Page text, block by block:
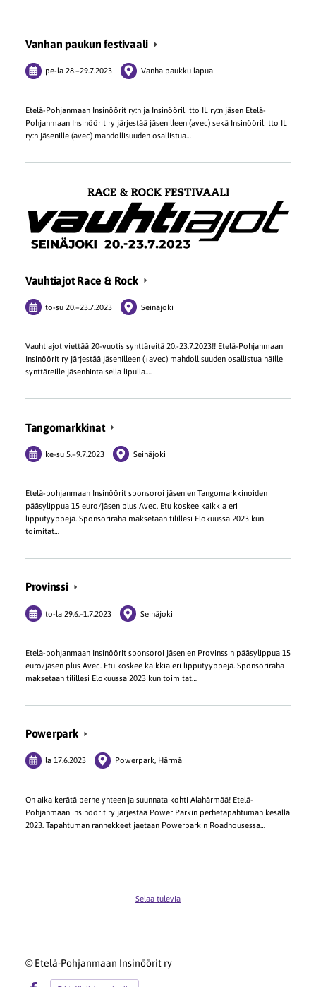
Vanhan paukun festivaali
pe-la 28.–29.7.2023 Vanha paukku lapua
Etelä-Pohjanmaan Insinöörit ry:n ja Insinööriliitto IL ry:n jäsen Etelä-
Pohjanmaan Insinöörit ry järjestää jäsenilleen (avec) sekä Insinööriliitto IL
ry:n jäsenille (avec) mahdollisuuden osallistua…
Vauhtiajot Race & Rock
to-su 20.–23.7.2023 Seinäjoki
Vauhtiajot viettää 20-vuotis synttäreitä 20.-23.7.2023!! Etelä-Pohjanmaan
Insinöörit ry järjestää jäsenilleen (+avec) mahdollisuuden osallistua näille
synttäreille jäsenhintaisella lipulla.…
Tangomarkkinat
ke-su 5.–9.7.2023 Seinäjoki
Etelä-pohjanmaan Insinöörit sponsoroi jäsenien Tangomarkkinoiden
pääsylippua 15 euro/jäsen plus Avec. Etu koskee kaikkia eri
lipputyyppejä. Sponsoriraha maksetaan tilillesi Elokuussa 2023 kun
toimitat…
Provinssi
to-la 29.6.–1.7.2023 Seinäjoki
Etelä-pohjanmaan Insinöörit sponsoroi jäsenien Provinssin pääsylippua 15
euro/jäsen plus Avec. Etu koskee kaikkia eri lipputyyppejä. Sponsoriraha
maksetaan tilillesi Elokuussa 2023 kun toimitat…
Powerpark
la 17.6.2023 Powerpark, Härmä
On aika kerätä perhe yhteen ja suunnata kohti Alahärmää! Etelä-
Pohjanmaan insinöörit ry järjestää Power Parkin perhetapahtuman kesällä
2023. Tapahtuman rannekkeet jaetaan Powerparkin Roadhousessa…
Selaa tulevia
©Etelä-Pohjanmaan Insinöörit ry